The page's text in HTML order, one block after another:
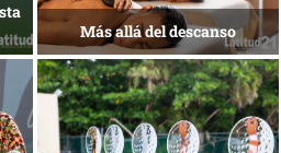
Energía que Impulsa la
competitividad